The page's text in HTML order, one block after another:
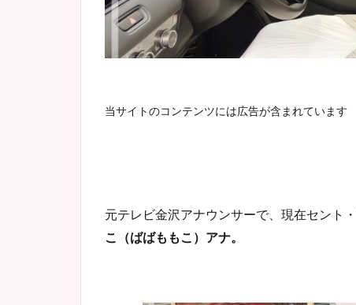
当サイトのコンテンツには広告が含まれています
元テレビ金沢アナウンサーで、現在セント
こ（ばばももこ）アナ。